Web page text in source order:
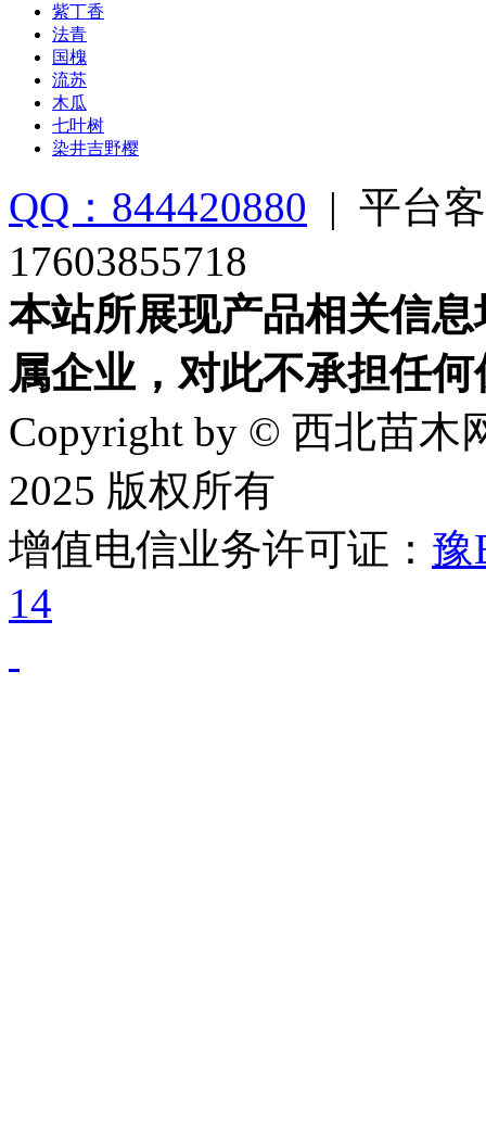
紫丁香
法青
国槐
流苏
木瓜
七叶树
染井吉野樱
QQ：844420880 | 平台
17603855718
本站所展现产品相关信
属企业，对此不承担任
Copyright by © 西北苗木
2025 版权所有
增值电信业务许可证： 豫
14